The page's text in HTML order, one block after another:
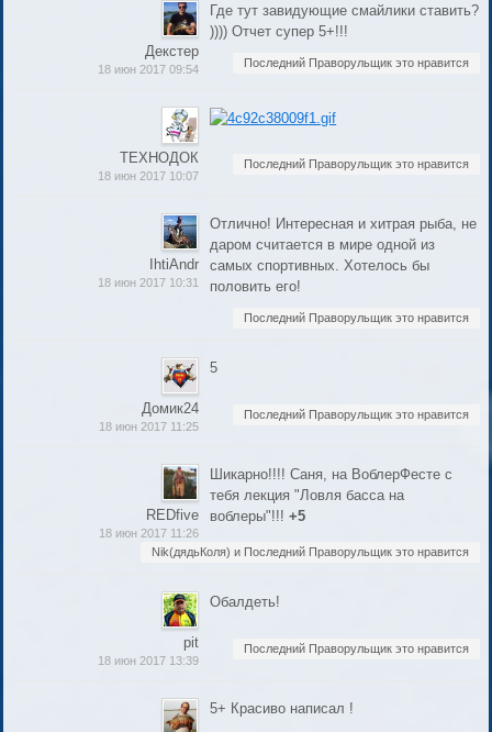
Декстер
18 июн 2017 09:54
Где тут завидующие смайлики ставить?
)))) Отчет супер 5+!!!
Последний Праворульщик это нравится
ТЕХНОДОК
18 июн 2017 10:07
Последний Праворульщик это нравится
IhtiAndr
18 июн 2017 10:31
Отлично! Интересная и хитрая рыба, не
даром считается в мире одной из
самых спортивных. Хотелось бы
половить его!
Последний Праворульщик это нравится
Домик24
18 июн 2017 11:25
5
Последний Праворульщик это нравится
REDfive
18 июн 2017 11:26
Шикарно!!!! Саня, на ВоблерФесте с
тебя лекция "Ловля басса на
воблеры"!!!+5
Nik(дядьКоля) и Последний Праворульщик это нравится
pit
18 июн 2017 13:39
Обалдеть!
Последний Праворульщик это нравится
5+ Красиво написал !